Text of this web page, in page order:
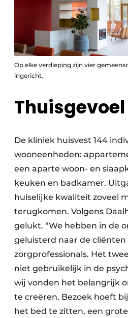
Op elke verdieping zijn vier
ingericht.
Thuisgevoel
De kliniek huisvest 144
wooneenheden:
een aparte woon- en
keuken en badkamer.
huiselijke kwaliteit zoveel
terugkomen. Volgens
gelukt. “We hebben in de
geluisterd naar de cliënten
zorgprofessionals. Het
niet gebruikelijk in de
wij vonden het belangrijk
te creëren. Bezoek hoeft
het bed te zitten, een